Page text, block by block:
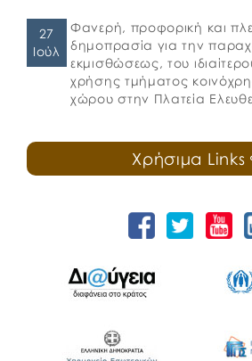
27
Ιούλ
Φανερή, προφορική και
δημοπρασία για την
εκμισθώσεως, του
χρήσης τμήματος
χώρου στην Πλατεία
Χρήσιμα Links